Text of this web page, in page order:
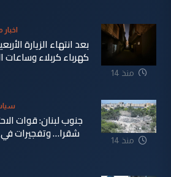
منذ 14
اخبار
بعد انتهاء الزيارة
كهرباء كربلاء وساعات
منذ 14
جنوب لبنان: قوات
شقرا… وتفجيرات